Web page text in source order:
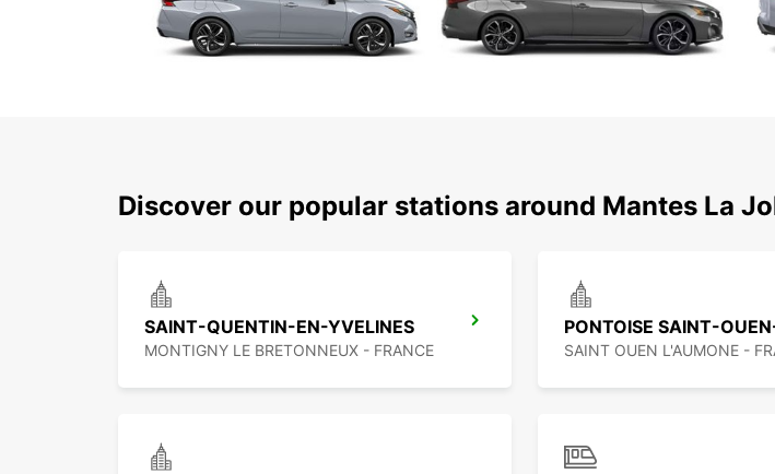
Discover our popular stations around Mantes La
SAINT-QUENTIN-EN-YVELINES
MONTIGNY LE BRETONNEUX - FRANCE SAINT OUEN L'AUMONE -